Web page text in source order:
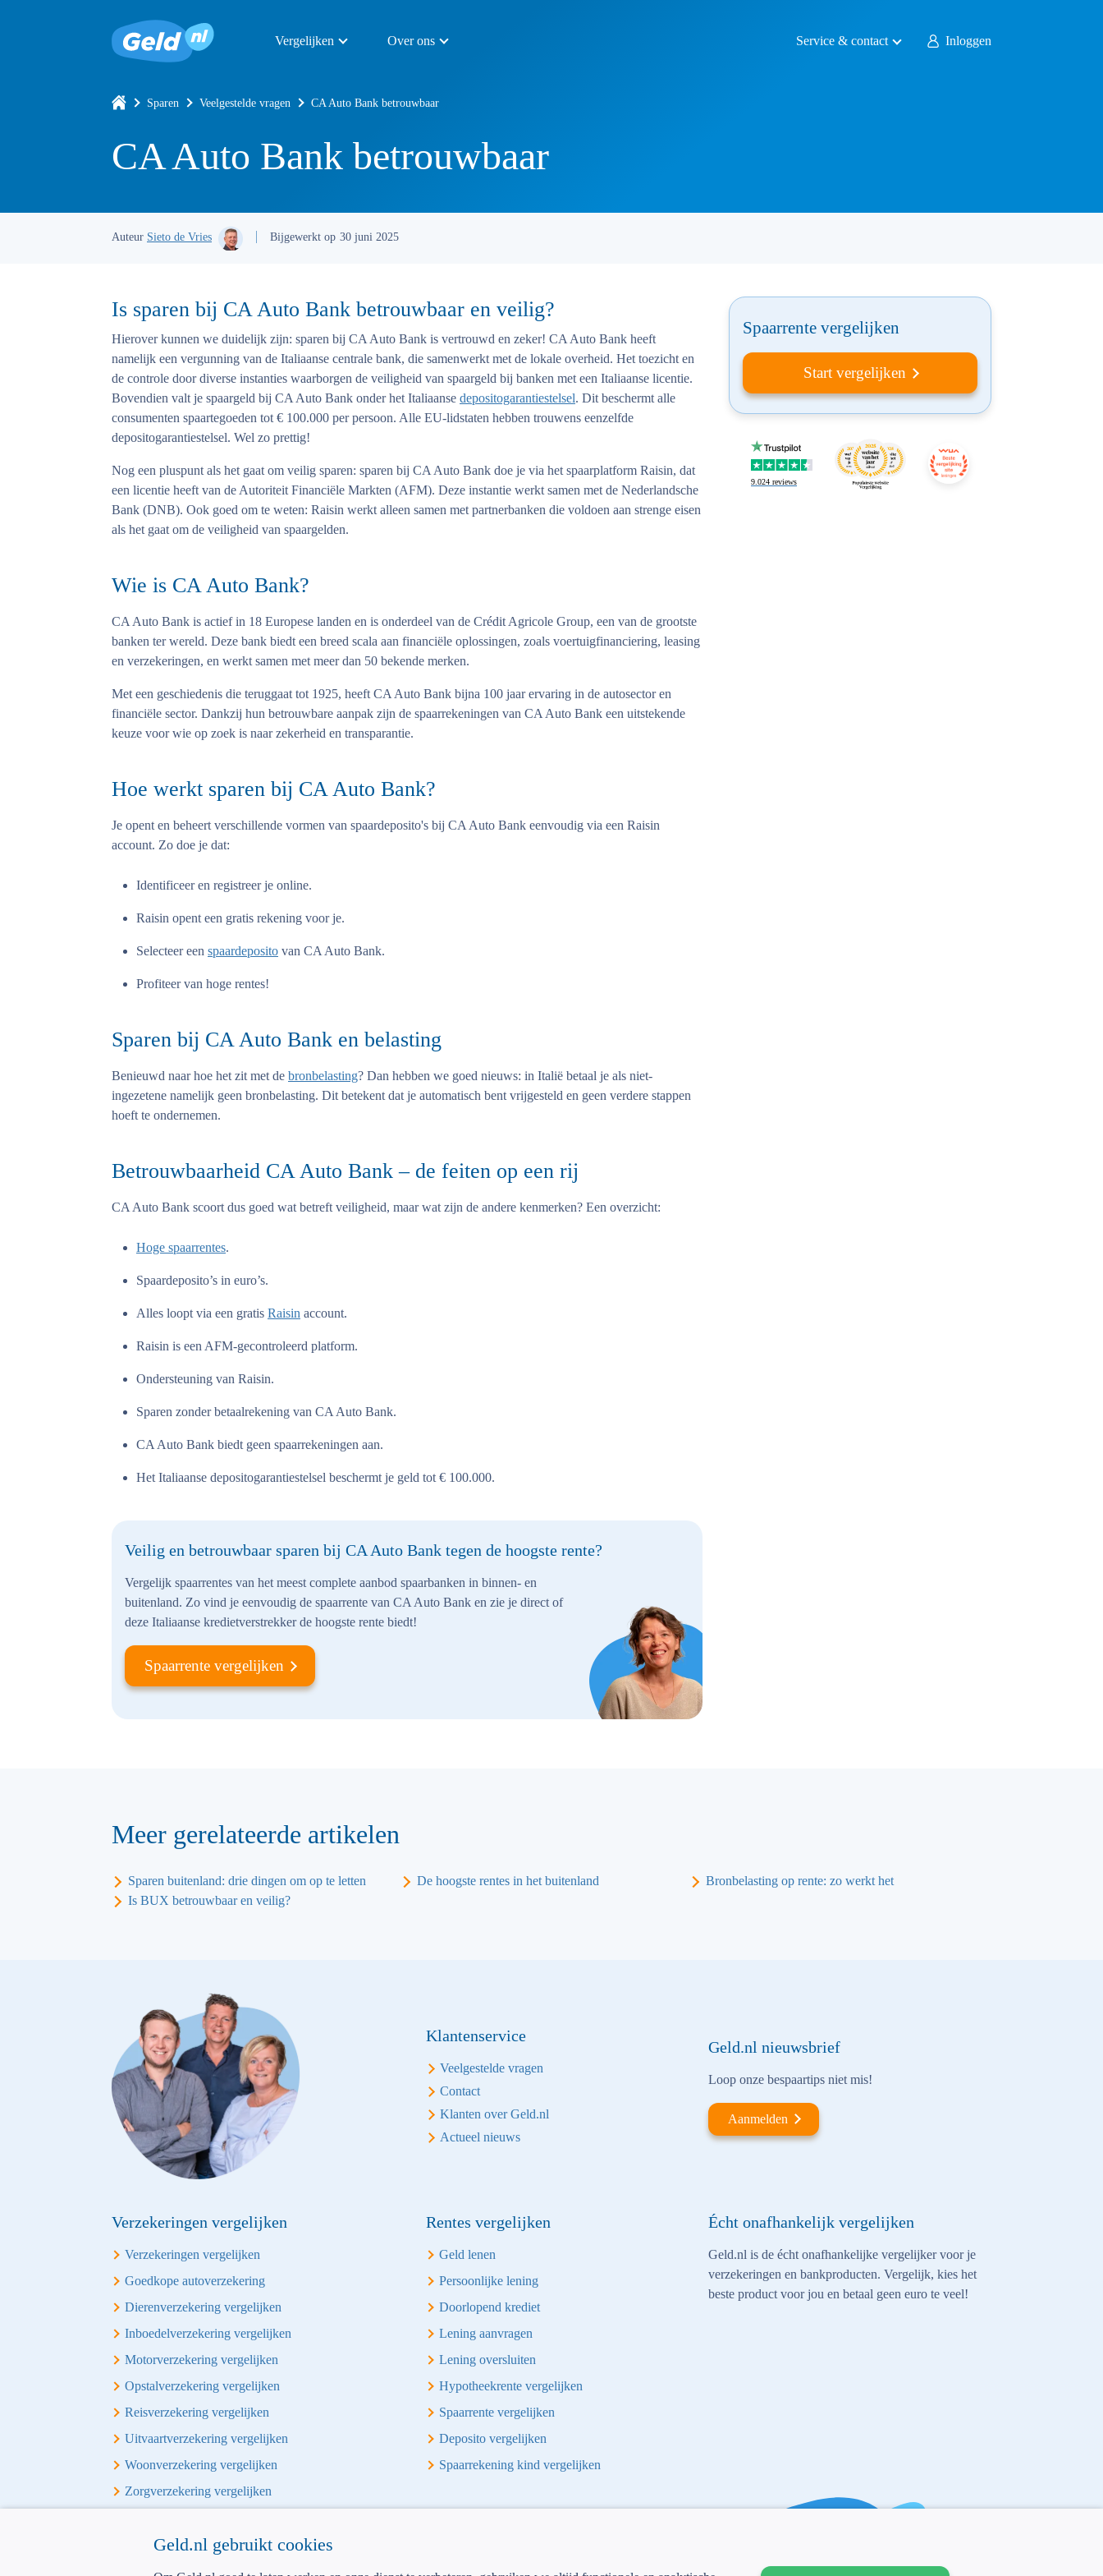
Vergelijken Over ons Service & contact Inloggen
Sparen Veelgestelde vragen CA Auto Bank betrouwbaar
CA Auto Bank betrouwbaar
Auteur Sieto de Vries Bijgewerkt op 30 juni 2025
Is sparen bij CA Auto Bank betrouwbaar en veilig?
Hierover kunnen we duidelijk zijn: sparen bij CA Auto Bank is vertrouwd en zeker! CA Auto Bank heeft
namelijk een vergunning van de Italiaanse centrale bank, die samenwerkt met de lokale overheid. Het toezicht en
de controle door diverse instanties waarborgen de veiligheid van spaargeld bij banken met een Italiaanse licentie.
Bovendien valt je spaargeld bij CA Auto Bank onder het Italiaanse depositogarantiestelsel. Dit beschermt alle
consumenten spaartegoeden tot € 100.000 per persoon. Alle EU-lidstaten hebben trouwens eenzelfde
depositogarantiestelsel. Wel zo prettig!
Nog een pluspunt als het gaat om veilig sparen: sparen bij CA Auto Bank doe je via het spaarplatform Raisin, dat
een licentie heeft van de Autoriteit Financiële Markten (AFM). Deze instantie werkt samen met de Nederlandsche
Bank (DNB). Ook goed om te weten: Raisin werkt alleen samen met partnerbanken die voldoen aan strenge eisen
als het gaat om de veiligheid van spaargelden.
Wie is CA Auto Bank?
CA Auto Bank is actief in 18 Europese landen en is onderdeel van de Crédit Agricole Group, een van de grootste
banken ter wereld. Deze bank biedt een breed scala aan financiële oplossingen, zoals voertuigfinanciering, leasing
en verzekeringen, en werkt samen met meer dan 50 bekende merken.
Met een geschiedenis die teruggaat tot 1925, heeft CA Auto Bank bijna 100 jaar ervaring in de autosector en
financiële sector. Dankzij hun betrouwbare aanpak zijn de spaarrekeningen van CA Auto Bank een uitstekende
keuze voor wie op zoek is naar zekerheid en transparantie.
Hoe werkt sparen bij CA Auto Bank?
Je opent en beheert verschillende vormen van spaardeposito's bij CA Auto Bank eenvoudig via een Raisin
account. Zo doe je dat:
Identificeer en registreer je online.
Raisin opent een gratis rekening voor je.
Selecteer een spaardeposito van CA Auto Bank.
Profiteer van hoge rentes!
Sparen bij CA Auto Bank en belasting
Benieuwd naar hoe het zit met de bronbelasting? Dan hebben we goed nieuws: in Italië betaal je als niet-
ingezetene namelijk geen bronbelasting. Dit betekent dat je automatisch bent vrijgesteld en geen verdere stappen
hoeft te ondernemen.
Betrouwbaarheid CA Auto Bank – de feiten op een rij
CA Auto Bank scoort dus goed wat betreft veiligheid, maar wat zijn de andere kenmerken? Een overzicht:
Hoge spaarrentes.
Spaardeposito’s in euro’s.
Alles loopt via een gratis Raisin account.
Raisin is een AFM-gecontroleerd platform.
Ondersteuning van Raisin.
Sparen zonder betaalrekening van CA Auto Bank.
CA Auto Bank biedt geen spaarrekeningen aan.
Het Italiaanse depositogarantiestelsel beschermt je geld tot € 100.000.
Veilig en betrouwbaar sparen bij CA Auto Bank tegen de hoogste rente?
Vergelijk spaarrentes van het meest complete aanbod spaarbanken in binnen- en
buitenland. Zo vind je eenvoudig de spaarrente van CA Auto Bank en zie je direct of
deze Italiaanse kredietverstrekker de hoogste rente biedt!
Spaarrente vergelijken
Spaarrente vergelijken
Start vergelijken
9.024 reviews
Meer gerelateerde artikelen
Sparen buitenland: drie dingen om op te letten De hoogste rentes in het buitenland
Bronbelasting op rente: zo werkt het
Is BUX betrouwbaar en veilig?
Klantenservice
Veelgestelde vragen
Contact
Klanten over Geld.nl
Actueel nieuws
Geld.nl nieuwsbrief
Loop onze bespaartips niet mis!
Aanmelden
Verzekeringen vergelijken
Verzekeringen vergelijken
Goedkope autoverzekering
Dierenverzekering vergelijken
Inboedelverzekering vergelijken
Motorverzekering vergelijken
Opstalverzekering vergelijken
Reisverzekering vergelijken
Uitvaartverzekering vergelijken
Woonverzekering vergelijken
Zorgverzekering vergelijken
Rentes vergelijken
Geld lenen
Persoonlijke lening
Doorlopend krediet
Lening aanvragen
Lening oversluiten
Hypotheekrente vergelijken
Spaarrente vergelijken
Deposito vergelijken
Spaarrekening kind vergelijken
Écht onafhankelijk vergelijken
Geld.nl is de écht onafhankelijke vergelijker voor je
verzekeringen en bankproducten. Vergelijk, kies het
beste product voor jou en betaal geen euro te veel!
Geld.nl gebruikt cookies